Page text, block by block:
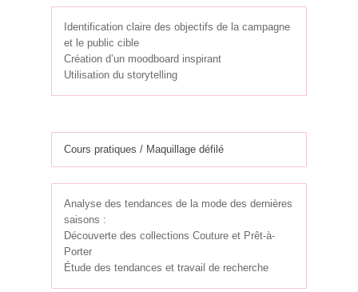
Identification claire des objectifs de la campagne
et le public cible
Création d’un moodboard inspirant
Utilisation du storytelling
Cours pratiques / Maquillage défilé
Analyse des tendances de la mode des dernières
saisons :
Découverte des collections Couture et Prêt-à-
Porter
Étude des tendances et travail de recherche